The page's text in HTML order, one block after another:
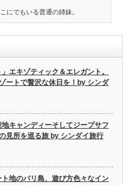
にでもいる普通の姉妹。
エキゾティック＆エレガント。
ートで贅沢な休日を！by シンダ
地キャンディーそしてジープサフ
見所を巡る旅 by シンダイ旅行
ト地のバリ島、遊び方色々なイン